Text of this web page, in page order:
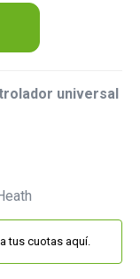
universal
tus cuotas aquí.